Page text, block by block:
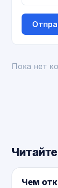
Пока нет
ФОРМАТЫ
Чем